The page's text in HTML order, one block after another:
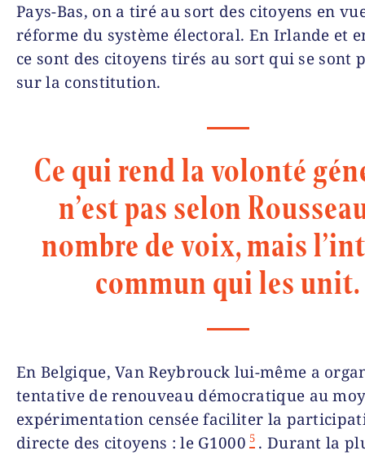
Pays-Bas, on a tiré au sort des citoyens en
réforme du système électoral. En Irlande et
ce sont des citoyens tirés au sort qui se sont
sur la constitution.
Ce qui rend la volonté
n’est pas selon
nombre de voix, mais
commun qui les unit.
En Belgique, Van Reybrouck lui-même a
tentative de renouveau démocratique au
expérimentation censée faciliter la
directe des citoyens : le G1000 5 . Durant la